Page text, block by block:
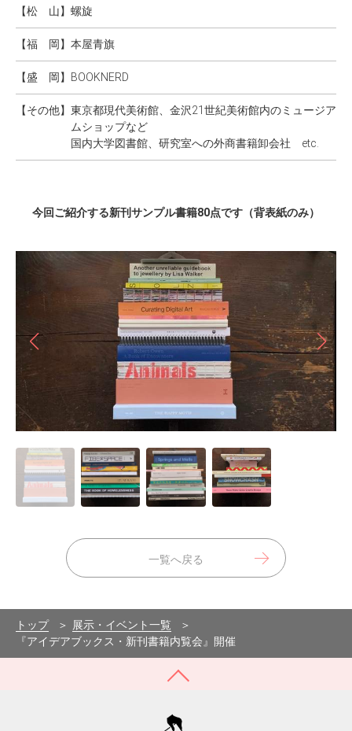
【松 山】 螺旋
【福 岡】 本屋青旗
【盛 岡】 BOOKNERD
【その他】 東京都現代美術館、金沢21世紀美術館内のミュージア
ムショップなど
国内大学図書館、研究室への外商書籍卸会社 etc.
今回ご紹介する新刊サンプル書籍80点です（背表紙のみ）
一覧へ戻る
トップ
展示・イベント一覧
『アイデアブックス・新刊書籍内覧会』開催